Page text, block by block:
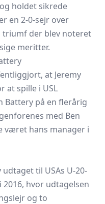
holdet sikrede
en 2-0-sejr over
triumf der blev noteret
meritter.
at Jeremy
at spille i USL
Battery på en flerårig
med Ben
været hans manager i
til USAs U-20-
hvor udtagelsen
og to